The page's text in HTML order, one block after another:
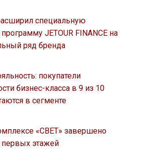
специальную
JETOUR FINANCE на
ряд бренда
покупатели
бизнес-класса в 9 из 10
в сегменте
«СВЕТ» завершено
первых этажей